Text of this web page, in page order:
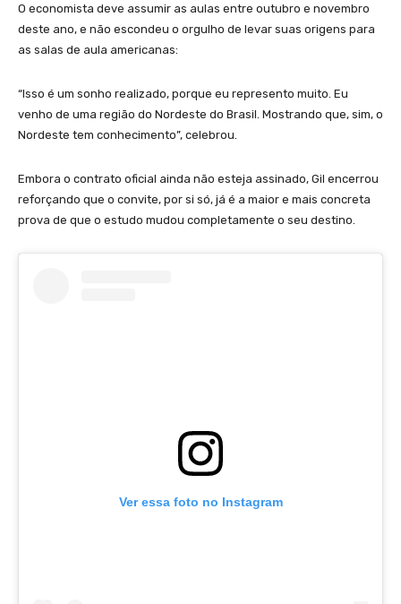
O economista deve assumir as aulas entre outubro e novembro
deste ano, e não escondeu o orgulho de levar suas origens para
as salas de aula americanas:
“Isso é um sonho realizado, porque eu represento muito. Eu
venho de uma região do Nordeste do Brasil. Mostrando que, sim, o
Nordeste tem conhecimento”, celebrou.
Embora o contrato oficial ainda não esteja assinado, Gil encerrou
reforçando que o convite, por si só, já é a maior e mais concreta
prova de que o estudo mudou completamente o seu destino.
Ver essa foto no Instagram